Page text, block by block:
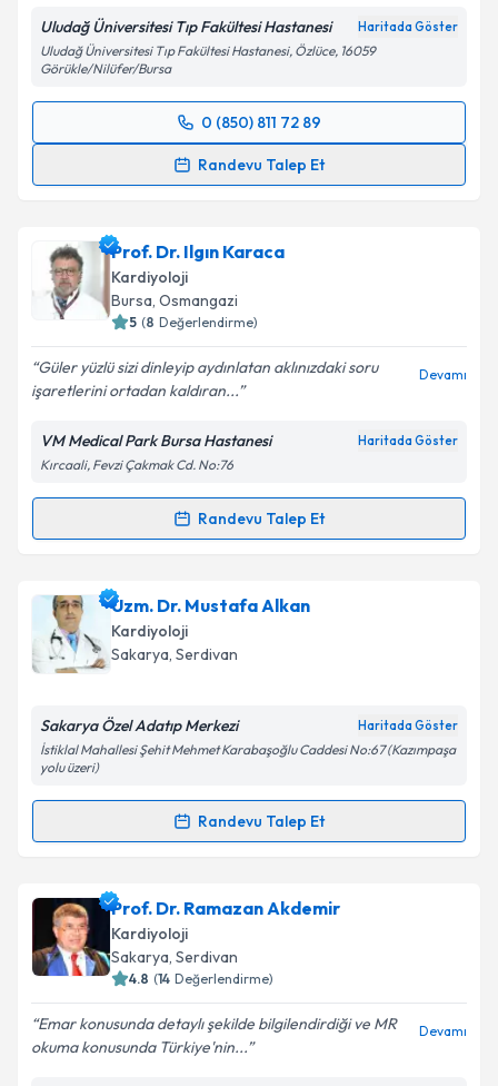
kapsamda işlenmesini kabul ediyorum.
Takvim Talebini Gönder
Uludağ Üniversitesi Tıp Fakültesi Hastanesi Haritada Göster
Uludağ Üniversitesi Tıp Fakültesi Hastanesi, Özlüce, 16059
Görükle/Nilüfer/Bursa
0 (850) 811 72 89
Randevu Talep Et
Randevu Takvimi Talebi
için bir takvim hazırlandığında e-posta ile
bilgilendireceğiz.
E-posta Adresiniz
Metni 'ni okudum ve kişisel verilerimin belirtilen
kapsamda işlenmesini kabul ediyorum.
Takvim Talebini Gönder
Prof. Dr. Ilgın Karaca
Kardiyoloji
Bursa, Osmangazi
5 (8 Değerlendirme)
Güler yüzlü sizi dinleyip aydınlatan aklınızdaki soru
işaretlerini ortadan kaldıran...
Devamı
VM Medical Park Bursa Hastanesi Haritada Göster
Kırcaali, Fevzi Çakmak Cd. No:76
Randevu Talep Et
Randevu Takvimi Talebi
Prof. Dr. Ilgın Karacaiçin randevu takvimi talebi
oluşturun. Size bu uzmandan randevu almanız için bir
takvim hazırlandığında e-posta ile bilgilendireceğiz.
Kişisel verilerimin işlenmesine ilişkinAydınlatma
'ni okudum ve kişisel verilerimin belirtilen
kapsamda işlenmesini kabul ediyorum.
Takvim Talebini Gönder
Uzm. Dr. Mustafa Alkan
Kardiyoloji
Sakarya, Serdivan
Sakarya Özel Adatıp Merkezi Haritada Göster
İstiklal Mahallesi Şehit Mehmet Karabaşoğlu Caddesi No:67 (Kazımpaşa
yolu üzeri)
Randevu Talep Et
Randevu Takvimi Talebi
Uzm. Dr. Mustafa Alkaniçin randevu takvimi talebi
oluşturun. Size bu uzmandan randevu almanız için bir
takvim hazırlandığında e-posta ile bilgilendireceğiz.
Prof. Dr. Ramazan Akdemir
Kardiyoloji
Sakarya, Serdivan
4.8 (14 Değerlendirme)
Emar konusunda detaylı şekilde bilgilendirdiği ve MR
okuma konusunda Türkiye'nin...
Devamı